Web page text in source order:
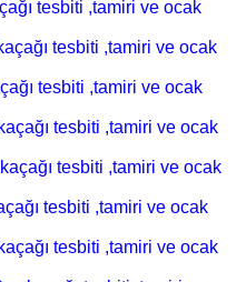
tesbiti ,tamiri ve ocak
tesbiti ,tamiri ve ocak
tesbiti ,tamiri ve ocak
tesbiti ,tamiri ve ocak
tesbiti ,tamiri ve ocak
tesbiti ,tamiri ve ocak
tesbiti ,tamiri ve ocak